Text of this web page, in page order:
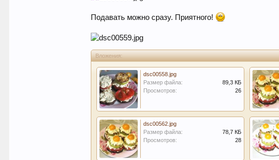
Подавать можно сразу. Приятного!
Вложения:
dsc00558.jpg
Размер файла:
89,3 КБ
Просмотров:
26
dsc00562.jpg
Размер файла:
78,7 КБ
Просмотров:
28